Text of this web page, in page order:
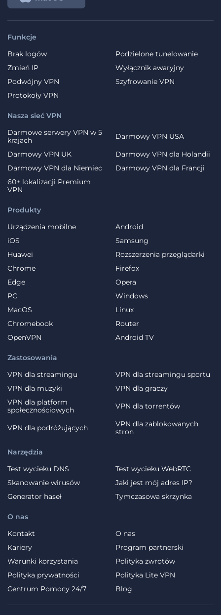
Funkcje
Brak logów
Podzielone tunelowanie
Zmień IP
Wyłącznik awaryjny
Podwójny VPN
Szyfrowanie VPN
Protokoły VPN
Produkty
Urządzenia mobilne
Android
iOS
Samsung
Huawei
Rozszerzenia przeglądarki
Chrome
Firefox
Edge
Opera
PC
Windows
MacOS
Linux
Chromebook
Router
OpenVPN
Android TV
Zastosowania
VPN dla streamingu
VPN dla streamingu sportu
VPN dla muzyki
VPN dla graczy
VPN dla platform
społecznościowych
VPN dla torrentów
VPN dla podróżujących
VPN dla zablokowanych
stron
O nas
Kontakt
O nas
Kariery
Program partnerski
Warunki korzystania
Polityka zwrotów
Polityka prywatności
Polityka Lite VPN
Centrum Pomocy 24/7
Blog
Nasza sieć VPN
Darmowe serwery VPN w 5
krajach
Darmowy VPN USA
Darmowy VPN UK
Darmowy VPN dla Holandii
Darmowy VPN dla Niemiec
Darmowy VPN dla Francji
60+ lokalizacji Premium
VPN
Narzędzia
Test wycieku DNS
Test wycieku WebRTC
Skanowanie wirusów
Jaki jest mój adres IP?
Generator haseł
Tymczasowa skrzynka